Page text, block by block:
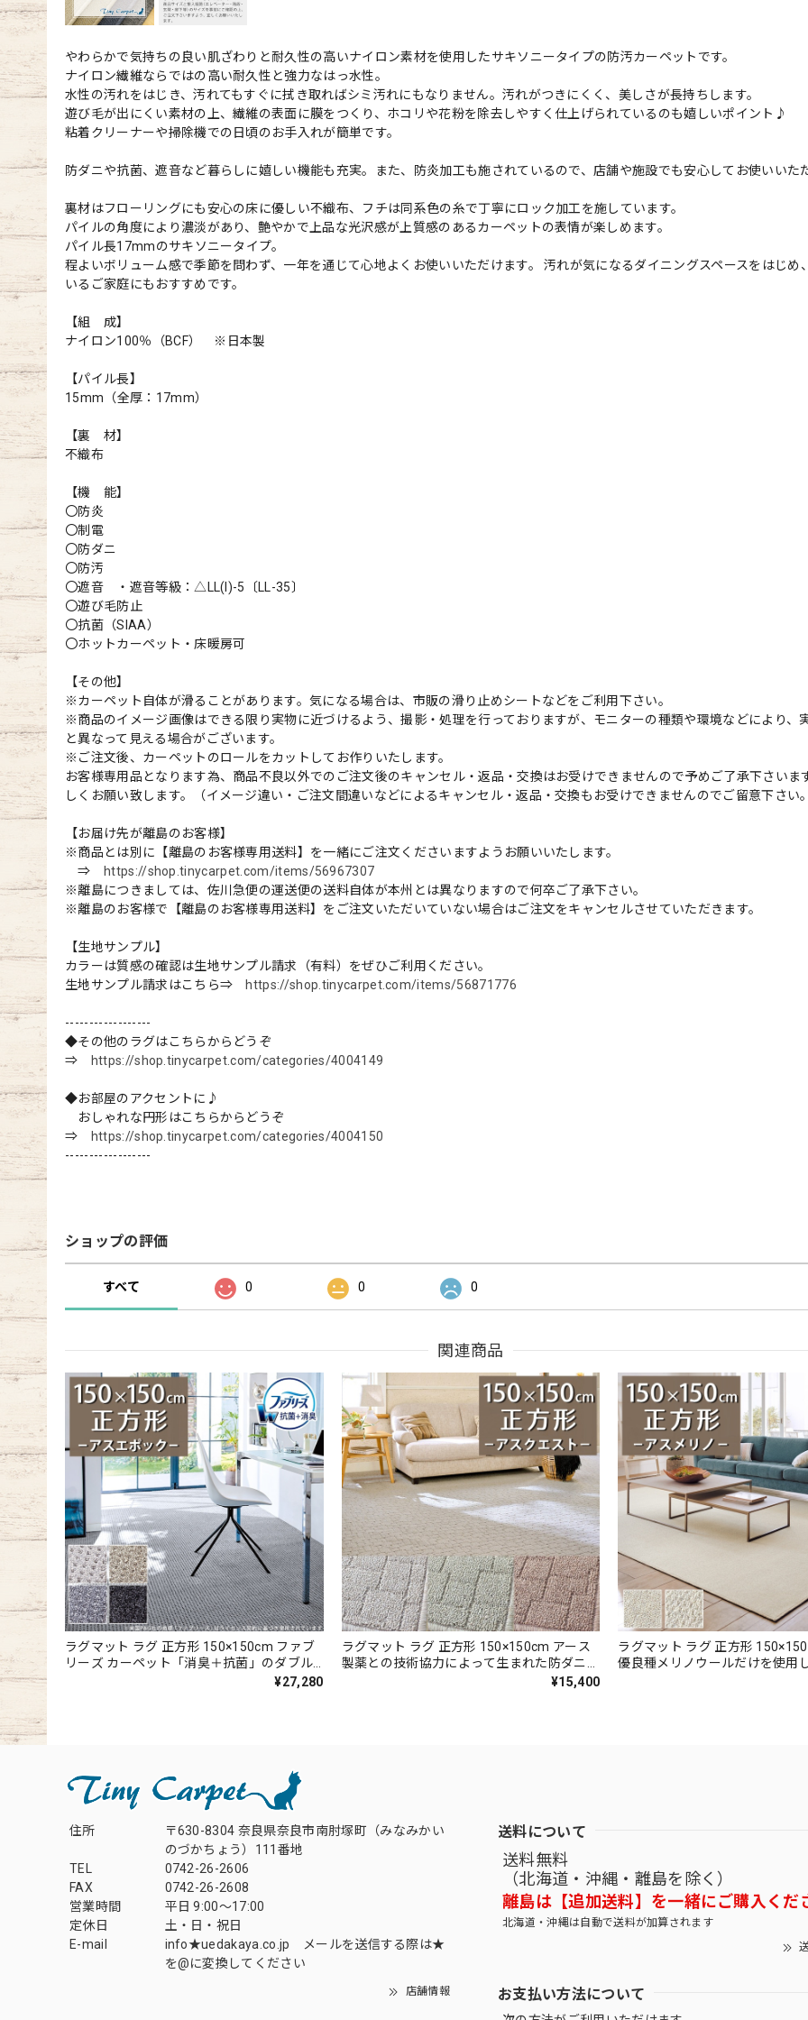
やわらかで気持ちの良い肌ざわりと耐久性の高いナイロン素材を使用したサキソニータイプの防汚カーペットです。
ナイロン繊維ならではの高い耐久性と強力なはっ水性。
水性の汚れをはじき、汚れてもすぐに拭き取ればシミ汚れにもなりません。汚れがつきにくく、美しさが長持ちします。
遊び毛が出にくい素材の上、繊維の表面に膜をつくり、ホコリや花粉を除去しやすく仕上げられているのも嬉しいポイント♪
粘着クリーナーや掃除機での日頃のお手入れが簡単です。
防ダニや抗菌、遮音など暮らしに嬉しい機能も充実。また、防炎加工も施されているので、店舗や施設でも安心してお使いいた
裏材はフローリングにも安心の床に優しい不織布、フチは同系色の糸で丁寧にロック加工を施しています。
パイルの角度により濃淡があり、艶やかで上品な光沢感が上質感のあるカーペットの表情が楽しめます。
パイル長17mmのサキソニータイプ。
程よいボリューム感で季節を問わず、一年を通じて心地よくお使いいただけます。 汚れが気になるダイニングスペースをはじめ
いるご家庭にもおすすめです。
【組 成】
ナイロン100％（BCF） ※日本製
【パイル長】
15mm（全厚：17mm）
【裏 材】
不織布
【機 能】
〇防炎
〇制電
〇防ダニ
〇防汚
〇遮音 ・遮音等級：△LL(I)-5〔LL-35〕
〇遊び毛防止
〇抗菌（SIAA）
〇ホットカーペット・床暖房可
【その他】
※カーペット自体が滑ることがあります。気になる場合は、市販の滑り止めシートなどをご利用下さい。
※商品のイメージ画像はできる限り実物に近づけるよう、撮影・処理を行っておりますが、モニターの種類や環境などにより、
と異なって見える場合がございます。
※ご注文後、カーペットのロールをカットしてお作りいたします。
お客様専用品となります為、商品不良以外でのご注文後のキャンセル・返品・交換はお受けできませんので予めご了承下さいま
しくお願い致します。（イメージ違い・ご注文間違いなどによるキャンセル・返品・交換もお受けできませんのでご留意下さい
【お届け先が離島のお客様】
※商品とは別に【離島のお客様専用送料】を一緒にご注文くださいますようお願いいたします。
⇒
https://shop.tinycarpet.com/items/56967307
※離島につきましては、佐川急便の運送便の送料自体が本州とは異なりますので何卒ご了承下さい。
※離島のお客様で【離島のお客様専用送料】をご注文いただいていない場合はご注文をキャンセルさせていただきます。
【生地サンプル】
カラーは質感の確認は生地サンプル請求（有料）をぜひご利用ください。
生地サンプル請求はこちら⇒ https://shop.tinycarpet.com/items/56871776
------------------
◆その他のラグはこちらからどうぞ
⇒
https://shop.tinycarpet.com/categories/4004149
◆お部屋のアクセントに♪
おしゃれな円形はこちらからどうぞ
⇒
https://shop.tinycarpet.com/categories/4004150
------------------
ショップの評価
すべて 0 0 0
関連商品
ラグマット ラグ 正方形 150×150cm ファブ
リーズ カーペット「消臭＋抗菌」のダブル
効果でイヤな臭いの元を90％以上カット！
¥27,280
ラグマット ラグ 正方形 150×150cm アース
製薬との技術協力によって生まれた防ダニカ
ーペット♪落ち着いたナチュラルな色合いと
¥15,400
ラグマット ラグ 正方形
優良種メリノウールだけを使用
住所
〒630-8304 奈良県奈良市南肘塚町（みなみかい
のづかちょう）111番地
TEL
0742-26-2606
FAX
0742-26-2608
営業時間
平日 9:00～17:00
定休日
土・日・祝日
E-mail
info★uedakaya.co.jp メールを送信する際は★
を@に変換してください
店舗情報
送料について
送料無料
（北海道・沖縄・離島を除く）
離島は【追加送料】を一緒にご購入くだ
北海道・沖縄は自動で送料が加算されます
お支払い方法について